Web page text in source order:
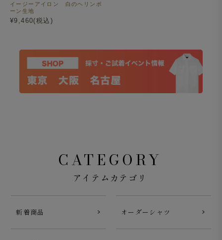
イージーアイロン 白のヘリンボ
ーン生地
¥9,460(税込)
CATEGORY
アイテムカテゴリ
新着商品 オーダーシャツ